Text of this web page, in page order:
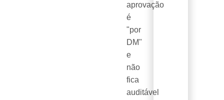
aprovação
é
"por
DM"
e
não
fica
auditável